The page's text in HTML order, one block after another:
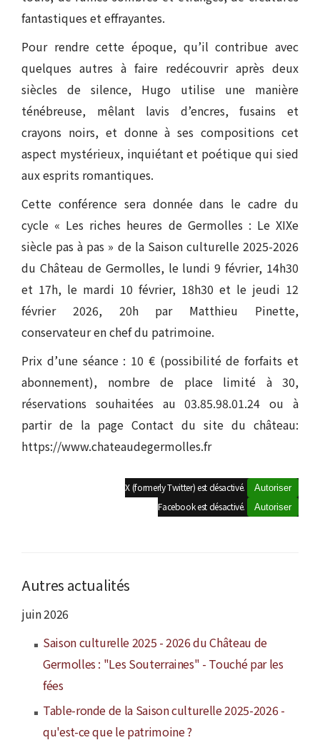
fantastiques et effrayantes.
Pour rendre cette époque, qu’il contribue avec
quelques autres à faire redécouvrir après deux
siècles de silence, Hugo utilise une manière
ténébreuse, mêlant lavis d’encres, fusains et
crayons noirs, et donne à ses compositions cet
aspect mystérieux, inquiétant et poétique qui sied
aux esprits romantiques.
Cette conférence sera donnée dans le cadre du
cycle « Les riches heures de Germolles : Le XIXe
siècle pas à pas » de la Saison culturelle 2025-2026
du Château de Germolles, le lundi 9 février, 14h30
et 17h, le mardi 10 février, 18h30 et le jeudi 12
février 2026, 20h par Matthieu Pinette,
conservateur en chef du patrimoine.
Prix d’une séance : 10 € (possibilité de forfaits et
abonnement), nombre de place limité à 30,
réservations souhaitées au 03.85.98.01.24 ou à
partir de la page Contact du site du château:
https://www.chateaudegermolles.fr
X (formerly Twitter) est désactivé. Autoriser
Facebook est désactivé. Autoriser
Autres actualités
juin 2026
Saison culturelle 2025 - 2026 du Château de
Germolles : "Les Souterraines" - Touché par les
fées
Table-ronde de la Saison culturelle 2025-2026 -
qu'est-ce que le patrimoine ?